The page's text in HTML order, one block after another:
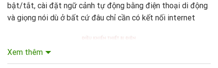
bật/tắt, cài đặt ngữ cảnh tự động bằng điện thoại di động
và giọng nói dù ở bất cứ đâu chỉ cần có kết nối internet
Xem thêm